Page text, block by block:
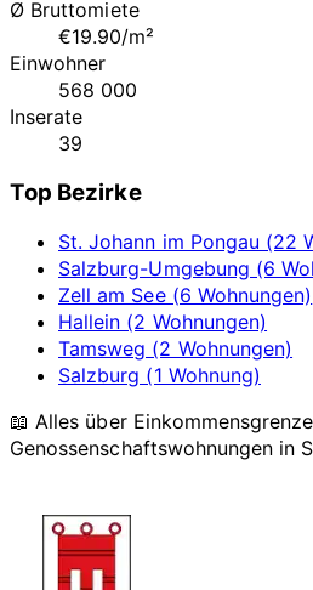
Ø Bruttomiete
€19.90/m²
Einwohner
568 000
Inserate
39
Top Bezirke
St. Johann im Pongau (22
Salzburg-Umgebung (6
Zell am See (6 Wohnungen)
Hallein (2 Wohnungen)
Tamsweg (2 Wohnungen)
Salzburg (1 Wohnung)
📖 Alles über
Genossenschaftswohnungen in